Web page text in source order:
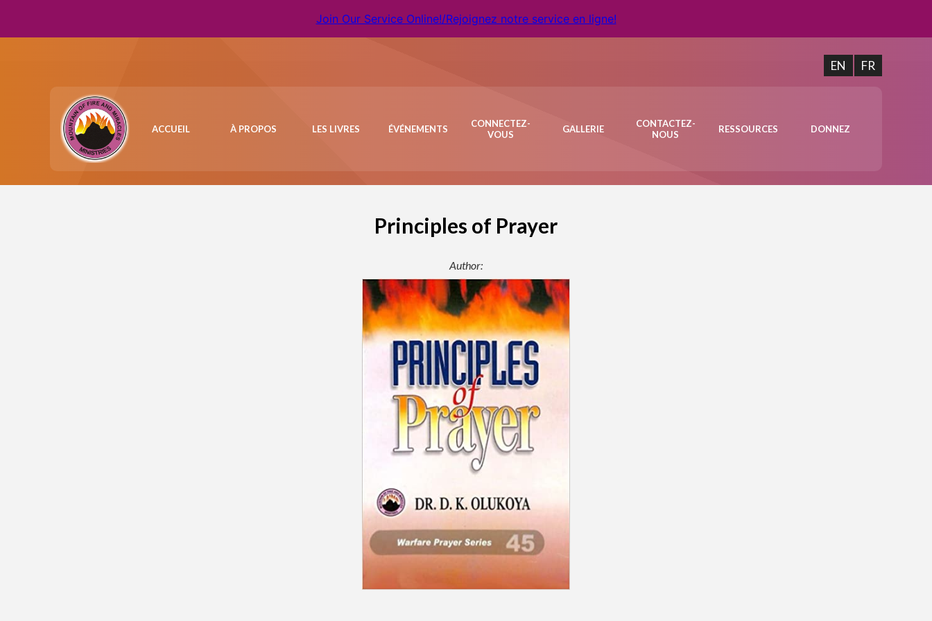
Join Our Service Online!/Rejoignez notre service en ligne!
EN FR
ACCUEIL À PROPOS LES LIVRES ÉVÉNEMENTS
CONNECTEZ-
VOUS
GALLERIE
CONTACTEZ-
NOUS
RESSOURCES DONNEZ
Principles of Prayer
Author: